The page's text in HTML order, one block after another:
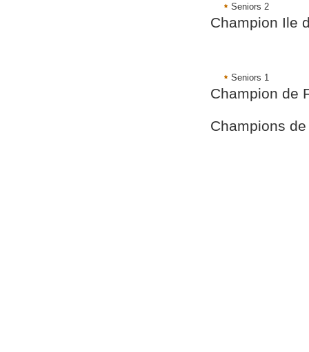
Seniors 2
Champion Ile
Seniors 1
Champion de
Champions